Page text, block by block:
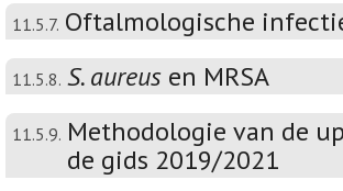
11.5.7. Oftalmologische
11.5.8. S. aureus en MRSA
11.5.9. Methodologie van de
de gids 2019/2021